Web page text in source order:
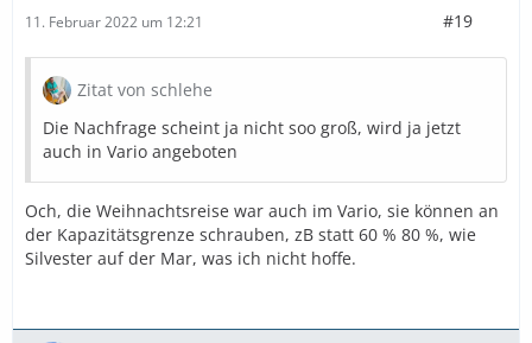
11. Februar 2022 um 12:21 #19
Zitat von schlehe
Die Nachfrage scheint ja nicht soo groß, wird ja jetzt
auch in Vario angeboten
Och, die Weihnachtsreise war auch im Vario, sie können an
der Kapazitätsgrenze schrauben, zB statt 60 % 80 %, wie
Silvester auf der Mar, was ich nicht hoffe.